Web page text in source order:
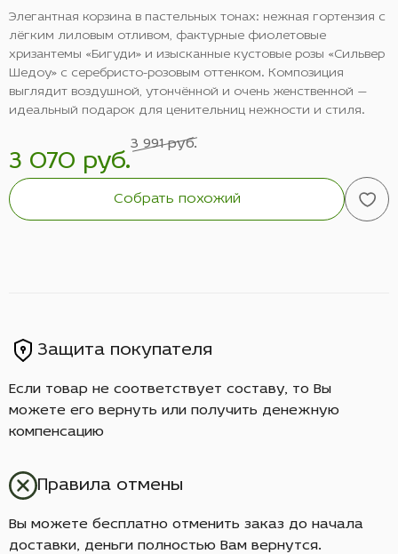
Элегантная корзина в пастельных тонах: нежная гортензия с
лёгким лиловым отливом, фактурные фиолетовые
хризантемы «Бигуди» и изысканные кустовые розы «Сильвер
Шедоу» с серебристо-розовым оттенком. Композиция
выглядит воздушной, утончённой и очень женственной —
идеальный подарок для ценительниц нежности и стиля.
3 070 руб.
3 991 руб.
Собрать похожий
Защита покупателя
Если товар не соответствует составу, то Вы
можете его вернуть или получить денежную
компенсацию
Правила отмены
Вы можете бесплатно отменить заказ до начала
доставки, деньги полностью Вам вернутся.